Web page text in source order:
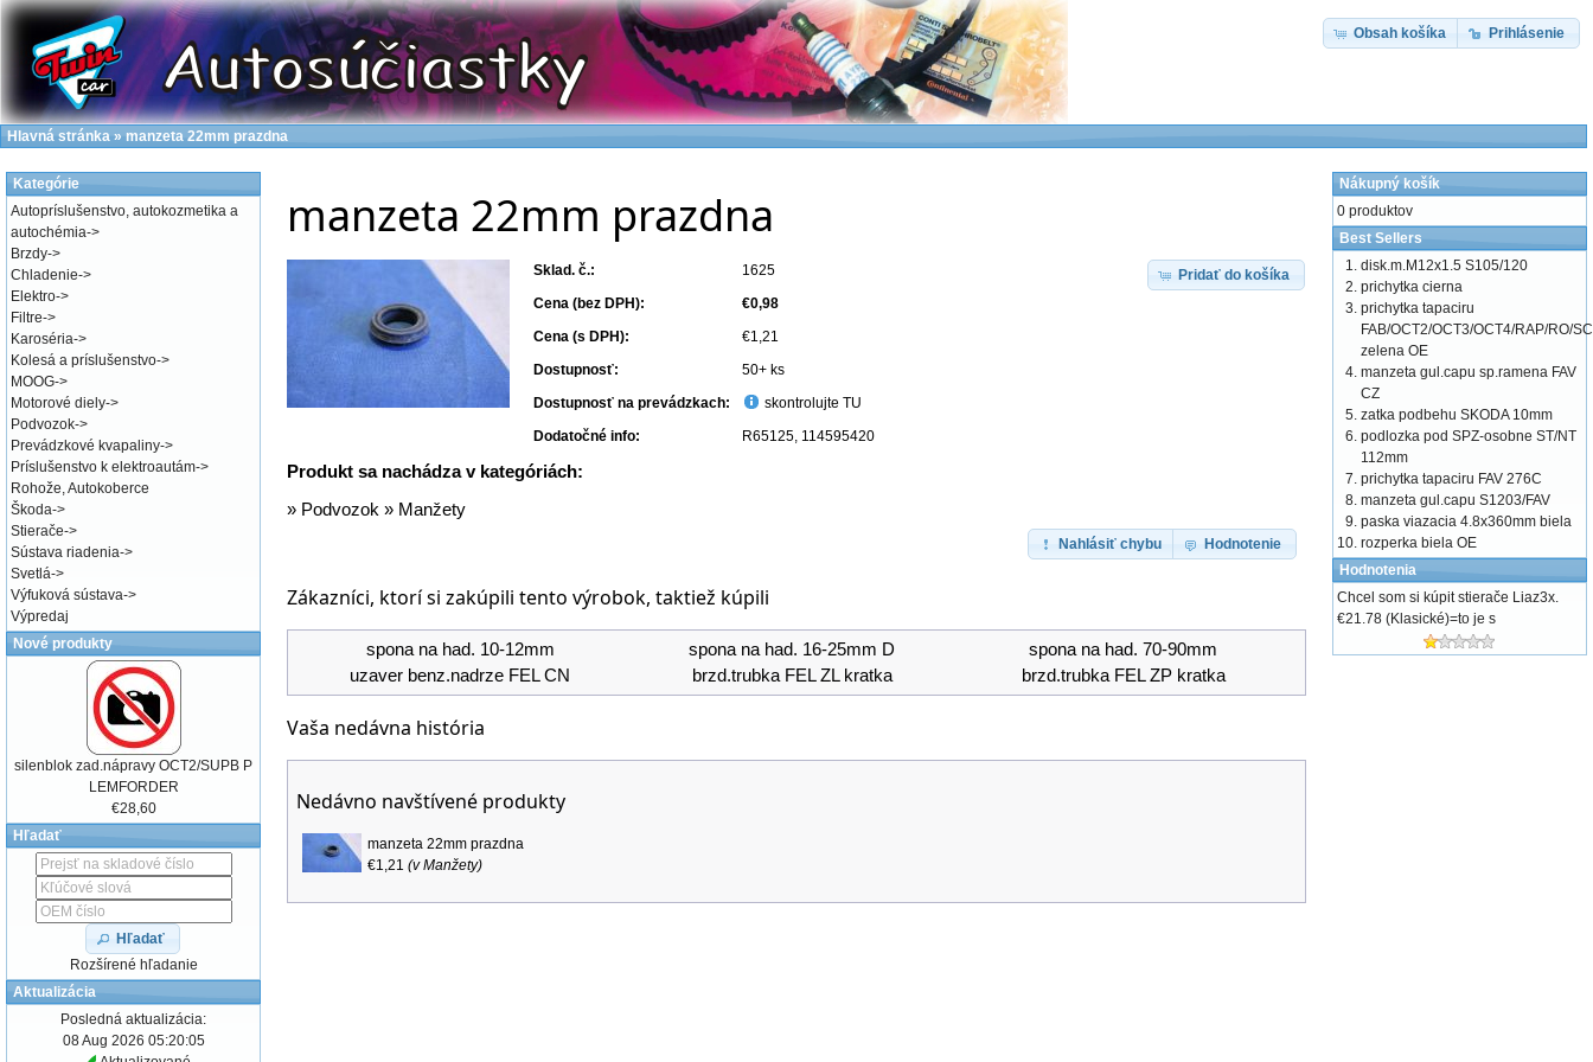
manzeta 22mm prazdna
Pridať do košíka
Sklad. č.:
1625
Cena (bez DPH):
€0,98
Cena (s DPH):
€1,21
Dostupnosť:
50+ ks
Dostupnosť na prevádzkach:
skontrolujte TU
Dodatočné info:
R65125, 114595420
Produkt sa nachádza v kategóriách:
» Podvozok » Manžety
Nahlásiť chybu Hodnotenie
Zákazníci, ktorí si zakúpili tento výrobok, taktiež kúpili
spona na had. 10-12mm spona na had. 16-25mm D
spona na had. 70-90mm
uzaver benz.nadrze FEL CN
brzd.trubka FEL ZL kratka brzd.trubka FEL ZP kratka
Vaša nedávna história
Nedávno navštívené produkty
manzeta 22mm prazdna
€1,21(vManžety)
Kategórie
Autopríslušenstvo, autokozmetika a
autochémia->
Brzdy->
Chladenie->
Elektro->
Filtre->
Karoséria->
Kolesá a príslušenstvo->
MOOG->
Motorové diely->
Podvozok->
Prevádzkové kvapaliny->
Príslušenstvo k elektroautám->
Rohože, Autokoberce
Škoda->
Stierače->
Sústava riadenia->
Svetlá->
Výfuková sústava->
Výpredaj
Nové produkty
silenblok zad.nápravy OCT2/SUPB P
LEMFORDER
€28,60
Hľadať
Hľadať
Rozšírené hľadanie
Aktualizácia
Posledná aktualizácia:
08 Aug 2026 05:20:05
Nákupný košík
0 produktov
Best Sellers
disk.m.M12x1.5 S105/120
prichytka cierna
prichytka tapaciru
FAB/OCT2/OCT3/OCT4/RAP/RO/
zelena OE
manzeta gul.capu sp.ramena FAV
CZ
zatka podbehu SKODA 10mm
podlozka pod SPZ-osobne ST/NT
112mm
prichytka tapaciru FAV 276C
manzeta gul.capu S1203/FAV
paska viazacia 4.8x360mm biela
rozperka biela OE
Hodnotenia
Chcel som si kúpit stierače Liaz3x.
€21.78 (Klasické)=to je s
Obsah košíka Prihlásenie
Hlavná stránka » manzeta 22mm prazdna